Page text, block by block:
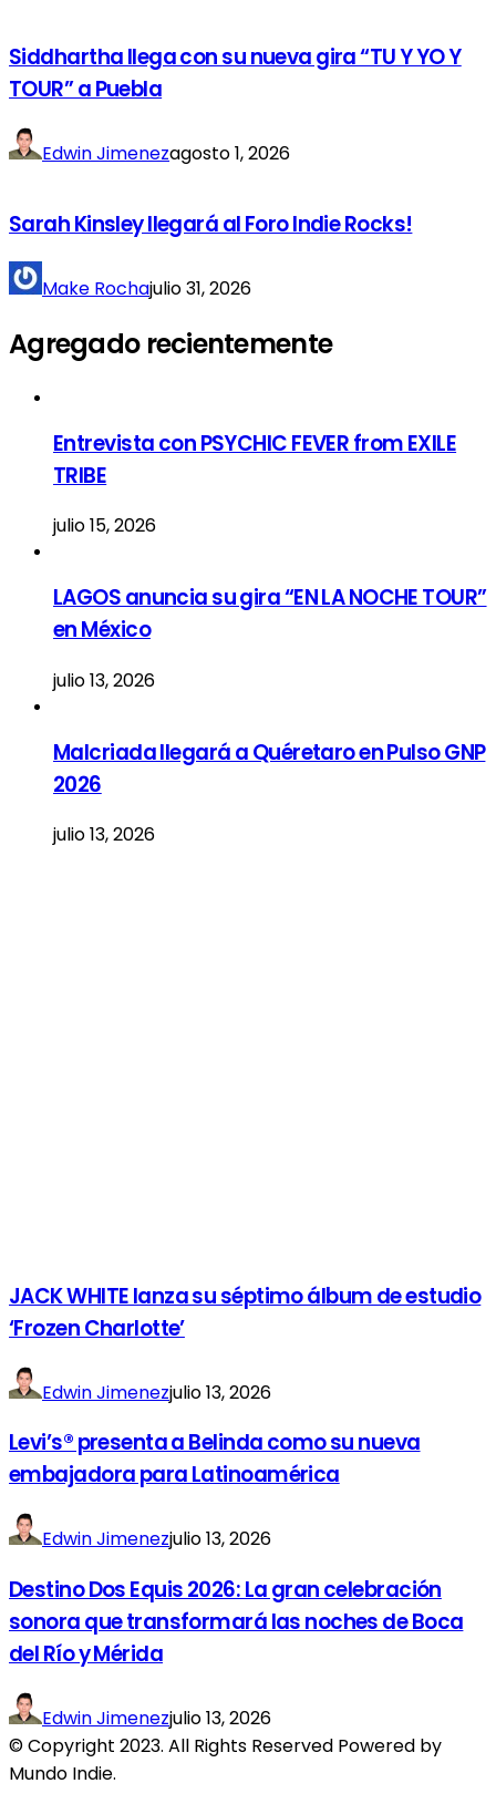
Siddhartha llega con su nueva gira “TU Y YO Y
TOUR” a Puebla
Edwin Jimenezagosto 1, 2026
Sarah Kinsley llegará al Foro Indie Rocks!
Make Rochajulio 31, 2026
Agregado recientemente
Entrevista con PSYCHIC FEVER from EXILE
TRIBE
julio 15, 2026
LAGOS anuncia su gira “EN LA NOCHE TOUR”
en México
julio 13, 2026
Malcriada llegará a Quéretaro en Pulso GNP
2026
julio 13, 2026
JACK WHITE lanza su séptimo álbum de estudio
‘Frozen Charlotte’
Edwin Jimenezjulio 13, 2026
Levi’s® presenta a Belinda como su nueva
embajadora para Latinoamérica
Edwin Jimenezjulio 13, 2026
Destino Dos Equis 2026: La gran celebración
sonora que transformará las noches de Boca
del Río y Mérida
Edwin Jimenezjulio 13, 2026
© Copyright 2023. All Rights Reserved Powered by
Mundo Indie.